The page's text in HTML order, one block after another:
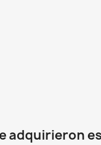
adquirieron